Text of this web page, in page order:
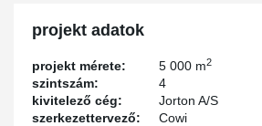
projekt adatok
projekt mérete: 5 000 m2
szintszám:
4
kivitelező cég:
Jorton A/S
szerkezettervező:
Cowi